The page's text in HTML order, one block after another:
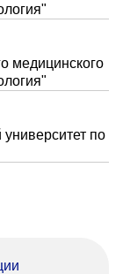
медицинского
по